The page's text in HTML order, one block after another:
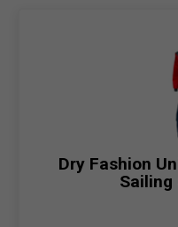
Dry Fashion
Sailing